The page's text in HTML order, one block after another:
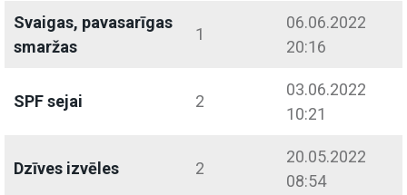
Svaigas, pavasarīgas
smaržas
1
06.06.2022
20:16
SPF sejai 2
03.06.2022
10:21
Dzīves izvēles 2
20.05.2022
08:54